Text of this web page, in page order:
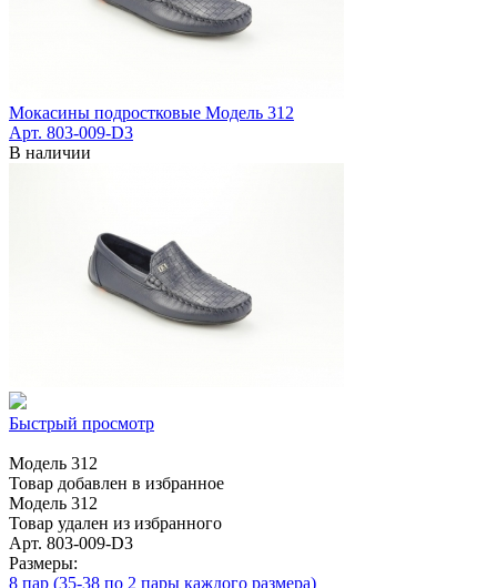
Мокасины подростковые Модель 312
Арт. 803-009-D3
В наличии
Быстрый просмотр
Модель 312
Товар добавлен в избранное
Модель 312
Товар удален из избранного
Арт. 803-009-D3
Размеры:
8 пар (35-38 по 2 пары каждого размера)